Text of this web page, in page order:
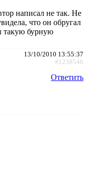
написал не так. Не
что он обругал
такую бурную
13/10/2010 13:55:37
#1238546
Ответить